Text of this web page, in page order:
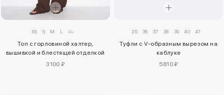
XS S M L XL
Топ с горловиной халтер,
вышивкой и блестящей отделкой
3100 ₽
35 36 37 38 39 40 41
Туфли с V-образным вырезом на
каблуке
5810 ₽